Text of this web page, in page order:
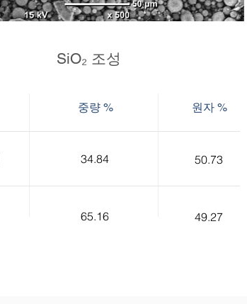
원자 %
중량 %
50.73
34.84
49.27
65.16
SiO₂ 조성